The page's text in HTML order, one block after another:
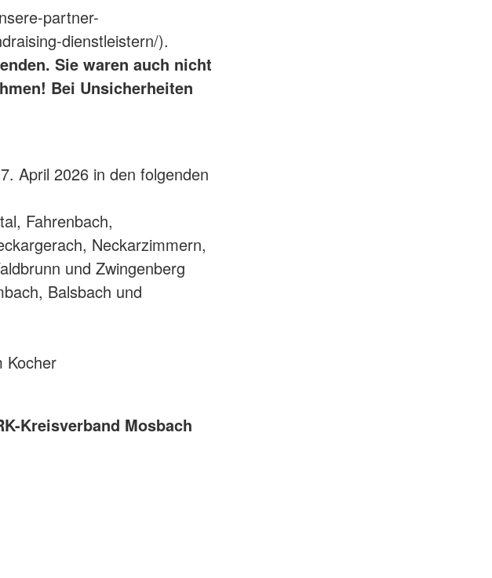
partner-
dienstleistern/).
Sie waren auch nicht
Bei Unsicherheiten
April 2026 in den folgenden
Fahrenbach,
Neckarzimmern,
und Zwingenberg
Balsbach und
Kocher
Kreisverband Mosbach